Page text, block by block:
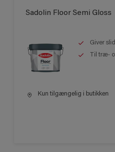
Sadolin Floor Semi Gloss
Giver
Til træ-
Kun tilgængelig i butikken